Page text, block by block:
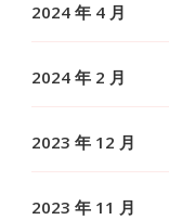
2024 年 4 月
2024 年 2 月
2023 年 12 月
2023 年 11 月